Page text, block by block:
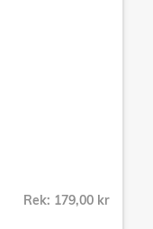
Rek: 179,00 kr